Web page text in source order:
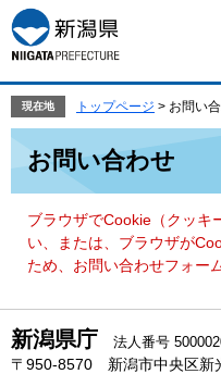
ー
ジ
の
頭
す。
ニ
ュ
ー
飛
て
現在地 トップページ > お問い
お問い合わせ
ブラウザでCookie（クッキ
い、または、ブラウザが
ため、お問い合わせフォー
新潟県庁 法人番号
〒950-8570 新潟市中央区新